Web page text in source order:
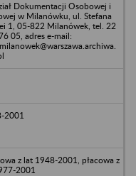
Dokumentacji Osobowej i
w Milanówku, ul. Stefana
1, 05-822 Milanówek, tel. 22
05, adres e-mail:
2001
z lat 1948-2001, płacowa z
2001